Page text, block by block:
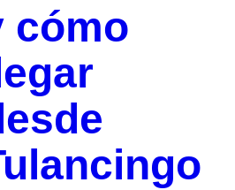
cómo
llegar